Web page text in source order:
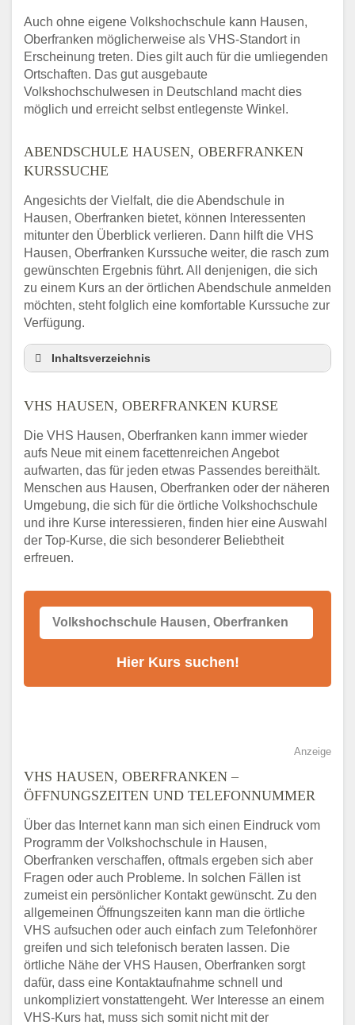
Auch ohne eigene Volkshochschule kann Hausen,
Oberfranken möglicherweise als VHS-Standort in
Erscheinung treten. Dies gilt auch für die umliegenden
Ortschaften. Das gut ausgebaute
Volkshochschulwesen in Deutschland macht dies
möglich und erreicht selbst entlegenste Winkel.
ABENDSCHULE HAUSEN, OBERFRANKEN
KURSSUCHE
Angesichts der Vielfalt, die die Abendschule in
Hausen, Oberfranken bietet, können Interessenten
mitunter den Überblick verlieren. Dann hilft die VHS
Hausen, Oberfranken Kurssuche weiter, die rasch zum
gewünschten Ergebnis führt. All denjenigen, die sich
zu einem Kurs an der örtlichen Abendschule anmelden
möchten, steht folglich eine komfortable Kurssuche zur
Verfügung.
Inhaltsverzeichnis
und Umgebung
Abendschule Hausen, Oberfranken
Kurssuche
VHS Hausen, Oberfranken Kurse
VHS Hausen, Oberfranken – Öffnungszeiten
und Telefonnummer
Stellenangebote der Volkshochschule
Hausen, Oberfranken
VHS-Kurs
Alternativen zum VHS Programm 2026 in
VHS HAUSEN, OBERFRANKEN KURSE
Die VHS Hausen, Oberfranken kann immer wieder
aufs Neue mit einem facettenreichen Angebot
aufwarten, das für jeden etwas Passendes bereithält.
Menschen aus Hausen, Oberfranken oder der näheren
Umgebung, die sich für die örtliche Volkshochschule
und ihre Kurse interessieren, finden hier eine Auswahl
der Top-Kurse, die sich besonderer Beliebtheit
erfreuen.
Anzeige
VHS HAUSEN, OBERFRANKEN –
ÖFFNUNGSZEITEN UND TELEFONNUMMER
Über das Internet kann man sich einen Eindruck vom
Programm der Volkshochschule in Hausen,
Oberfranken verschaffen, oftmals ergeben sich aber
Fragen oder auch Probleme. In solchen Fällen ist
zumeist ein persönlicher Kontakt gewünscht. Zu den
allgemeinen Öffnungszeiten kann man die örtliche
VHS aufsuchen oder auch einfach zum Telefonhörer
greifen und sich telefonisch beraten lassen. Die
örtliche Nähe der VHS Hausen, Oberfranken sorgt
dafür, dass eine Kontaktaufnahme schnell und
unkompliziert vonstattengeht. Wer Interesse an einem
VHS-Kurs hat, muss sich somit nicht mit der